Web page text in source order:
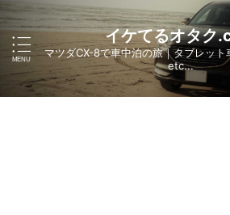
イケてるオタク
マツダCX-8で車中泊の旅｜タブレッ
etc...